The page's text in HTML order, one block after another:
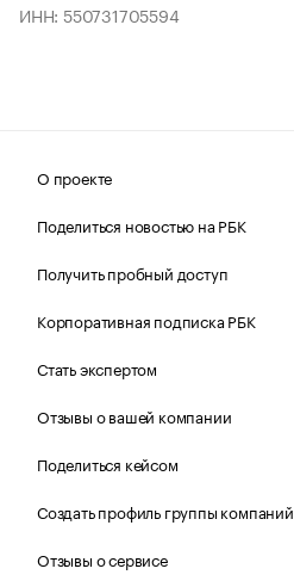
ИНН: 550731705594
О проекте
Поделиться новостью на РБК
Получить пробный доступ
Корпоративная подписка РБК
Стать экспертом
Отзывы о вашей компании
Поделиться кейсом
Создать профиль группы компаний
Отзывы о сервисе